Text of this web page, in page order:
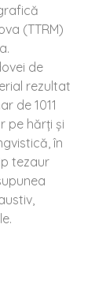
(TTRM)
de
rezultat
de 1011
pe hărți și
în
tezaur